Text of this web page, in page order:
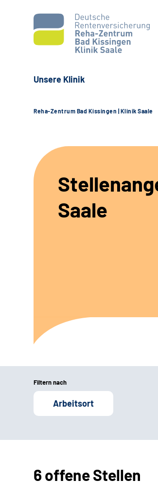
Unsere Klinik
Reha-Zentrum Bad Kissingen | Klinik Saale
Saale
Filtern nach
Arbeitsort
6 offene Stellen